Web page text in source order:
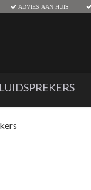
ADVIES AAN HUIS
LUIDSPREKERS